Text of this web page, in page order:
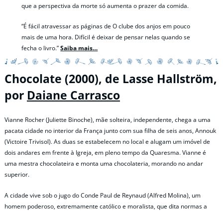
que a perspectiva da morte só aumenta o prazer da comida.
“É fácil atravessar as páginas de O clube dos anjos em pouco
mais de uma hora. Difícil é deixar de pensar nelas quando se
fecha o livro.”Saiba mais…
Chocolate (2000), de Lasse Hallström,
por Daiane Carrasco
Vianne Rocher (Juliette Binoche), mãe solteira, independente, chega a uma
pacata cidade no interior da França junto com sua filha de seis anos, Annouk
(Victoire Trivisol). As duas se estabelecem no local e alugam um imóvel de
dois andares em frente à Igreja, em pleno tempo da Quaresma. Vianne é
uma mestra chocolateira e monta uma chocolateria, morando no andar
superior.
A cidade vive sob o jugo do Conde Paul de Reynaud (Alfred Molina), um
homem poderoso, extremamente católico e moralista, que dita normas a